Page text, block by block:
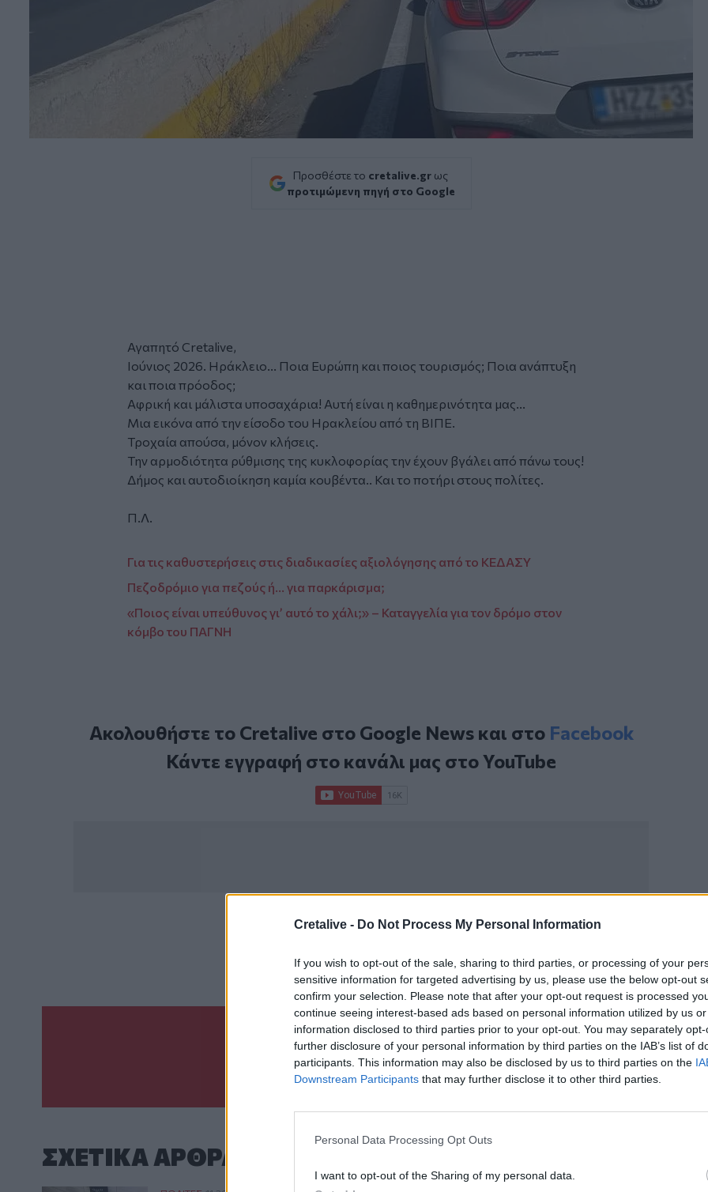
Cretalive - Do Not Process My Personal Information
If you wish to opt-out of the sale, sharing to third parties, or processing of your
sensitive information for targeted advertising by us, please use the below opt-out
confirm your selection. Please note that after your opt-out request is processed
continue seeing interest-based ads based on personal information utilized by us
information disclosed to third parties prior to your opt-out. You may separately
further disclosure of your personal information by third parties on the IAB’s list of
participants. This information may also be disclosed by us to third parties on the
Downstream Participants that may further disclose it to other third parties.
Personal Data Processing Opt Outs
I want to opt-out of the Sharing of my personal data.
Προσθέστε το cretalive.gr ως
προτιμώμενη πηγή στο Google
Αγαπητό Cretalive,
Ιούνιος 2026. Ηράκλειο... Ποια Ευρώπη και ποιος τουρισμός; Ποια ανάπτυξη
και ποια πρόοδος;
Αφρική και μάλιστα υποσαχάρια! Αυτή είναι η καθημερινότητα μας...
Μια εικόνα από την είσοδο του Ηρακλείου από τη ΒΙΠΕ.
Τροχαία απούσα, μόνον κλήσεις.
Την αρμοδιότητα ρύθμισης της κυκλοφορίας την έχουν βγάλει από πάνω τους!
Δήμος και αυτοδιοίκηση καμία κουβέντα.. Και το ποτήρι στους πολίτες.
Π.Λ.
Για τις καθυστερήσεις στις διαδικασίες αξιολόγησης από το ΚΕΔΑΣΥ
Πεζοδρόμιο για πεζούς ή… για παρκάρισμα;
«Ποιος είναι υπεύθυνος γι’ αυτό το χάλι;» – Καταγγελία για τον δρόμο στον
κόμβο του ΠΑΓΝΗ
Ακολουθήστε το Cretalive στο Google Newsκαι στο Facebook
Κάντε εγγραφή στο κανάλι μας στοYouTube
Γίνε ο ρεπόρτερ του CRETALIVE
ΣΤΕΊΛΕ ΤΗΝ ΕΊΔΗΣΗ
ΣΧΕΤΙΚA AΡΘΡΑ